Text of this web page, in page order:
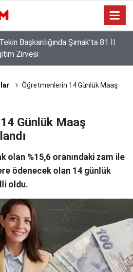
Şampiyonlar Fen Lisesi Dedi,
Aslan Payı Anadolu Liselerinin
Öğretmenlerin 14 Günlük Maaş
Günlük Maaş
olan %15,6 oranındaki zam ile
ödenecek olan 14 günlük
oldu.